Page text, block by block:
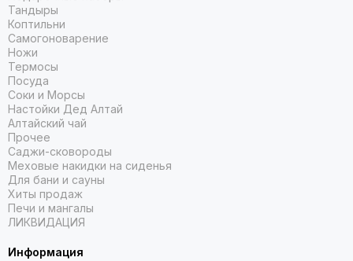
Тандыры
Коптильни
Самогоноварение
Ножи
Термосы
Посуда
Соки и Морсы
Настойки Дед Алтай
Алтайский чай
Прочее
Саджи-сковороды
Меховые накидки на сиденья
Для бани и сауны
Хиты продаж
Печи и мангалы
ЛИКВИДАЦИЯ
Информация